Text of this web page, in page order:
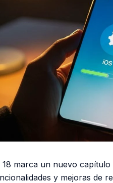
18 marca un nuevo
y mejoras de